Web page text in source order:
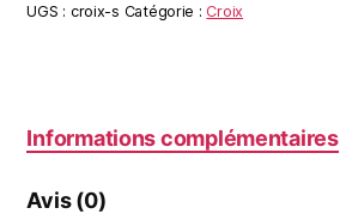
UGS : croix-s Catégorie : Croix
Informations complémentaires
Avis (0)